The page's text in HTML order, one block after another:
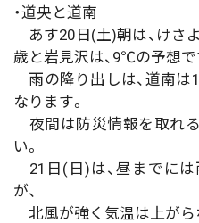
・道央と道南
あす20日(土)朝は、けさ
歳と岩見沢は、9℃の予想で
雨の降り出しは、道南は
なります。
夜間は防災情報を取れ
い。
21日(日)は、昼までに
が、
北風が強く気温は上がら